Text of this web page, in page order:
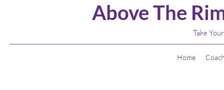
Above The
Take
Home